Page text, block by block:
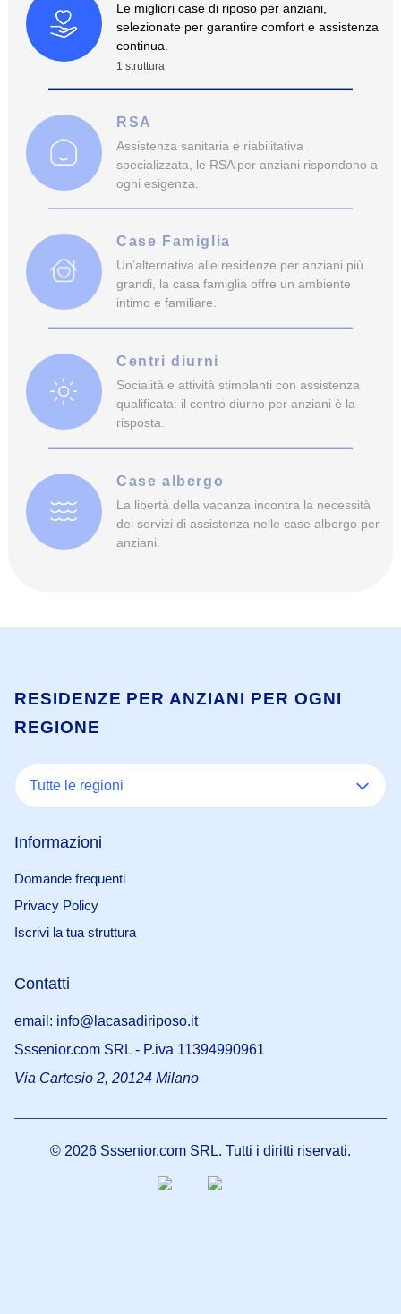
Le migliori case di riposo per anziani,
selezionate per garantire comfort e assistenza
continua.
1 struttura
RSA
Assistenza sanitaria e riabilitativa
specializzata, le RSA per anziani rispondono a
ogni esigenza.
Case Famiglia
Un’alternativa alle residenze per anziani più
grandi, la casa famiglia offre un ambiente
intimo e familiare.
Centri diurni
Socialità e attività stimolanti con assistenza
qualificata: il centro diurno per anziani è la
risposta.
Case albergo
La libertà della vacanza incontra la necessità
dei servizi di assistenza nelle case albergo per
anziani.
RESIDENZE PER ANZIANI PER OGNI
REGIONE
Tutte le regioni
Informazioni
Domande frequenti
Privacy Policy
Iscrivi la tua struttura
Contatti
email: info@lacasadiriposo.it
Sssenior.com SRL - P.iva 11394990961
Via Cartesio 2, 20124 Milano
© 2026 Sssenior.com SRL. Tutti i diritti riservati.